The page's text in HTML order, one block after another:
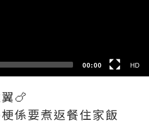
00:00 HD
🍗
係要煮返餐住家飯